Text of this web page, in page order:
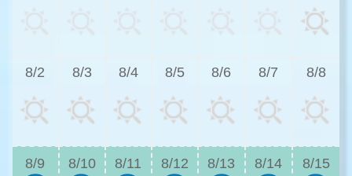
8/2 8/3 8/4 8/5 8/6 8/7 8/8
8/9 8/10 8/11 8/12 8/13 8/14 8/15